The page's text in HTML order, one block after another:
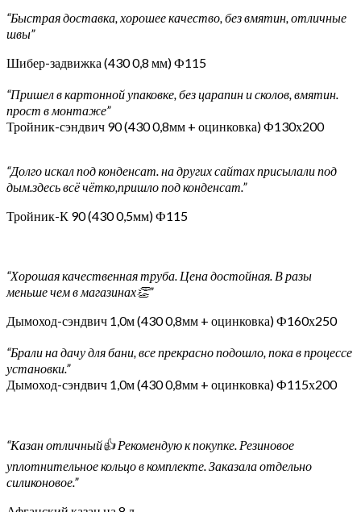
“Быстрая доставка, хорошее качество, без вмятин, отличные
швы”
Шибер-задвижка (430 0,8 мм) Ф115
“Пришел в картонной упаковке, без царапин и сколов, вмятин.
прост в монтаже”
Тройник-сэндвич 90 (430 0,8мм + оцинковка) Ф130х200
“Долго искал под конденсат. на других сайтах присылали под
дым.здесь всё чётко,пришло под конденсат.”
Тройник-К 90 (430 0,5мм) Ф115
“Хорошая качественная труба. Цена достойная. В разы
меньше чем в магазинах👏”
Дымоход-сэндвич 1,0м (430 0,8мм + оцинковка) Ф160х250
“Брали на дачу для бани, все прекрасно подошло, пока в процессе
установки.”
Дымоход-сэндвич 1,0м (430 0,8мм + оцинковка) Ф115х200
“Казан отличный👍 Рекомендую к покупке. Резиновое
уплотнительное кольцо в комплекте. Заказала отдельно
силиконовое.”